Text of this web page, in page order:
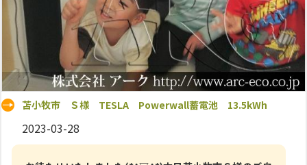
苫小牧市 Ｓ様 TESLA Powerwall蓄電池 13.5kWh
2023-03-28